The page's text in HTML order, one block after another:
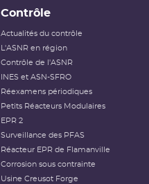
Contrôle
Actualités du contrôle
L'ASNR en région
Contrôle de l'ASNR
INES et ASN-SFRO
Réexamens périodiques
Petits Réacteurs Modulaires
EPR 2
Surveillance des PFAS
Réacteur EPR de Flamanville
Corrosion sous contrainte
Usine Creusot Forge